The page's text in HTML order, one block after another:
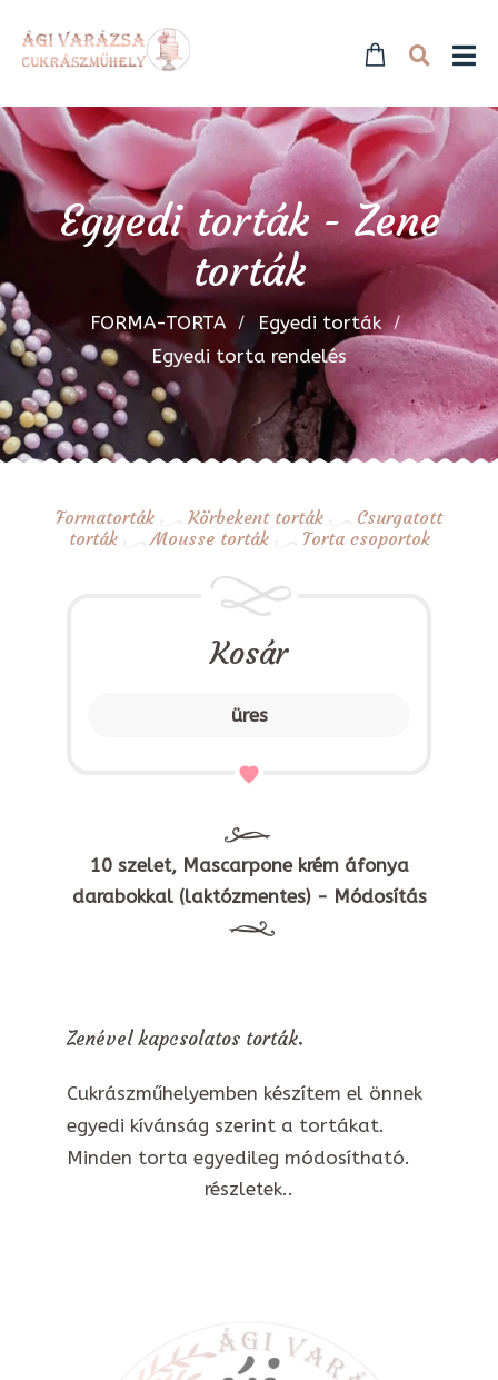
Egyedi torták - Zene
torták
FORMA-TORTA
Egyedi torták
Egyedi torta rendelés
Formatorták Körbekent torták
Csurgatott
torták
Mousse torták Torta csoportok
Kosár
üres
10 szelet, Mascarpone krém áfonya
darabokkal (laktózmentes) - Módosítás
Zenével kapcsolatos torták.
Cukrászműhelyemben készítem el önnek
egyedi kívánság szerint a tortákat.
Minden torta egyedileg módosítható.
részletek..